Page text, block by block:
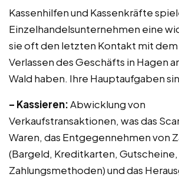
Kassenhilfen und Kassenkräfte
Einzelhandelsunternehmen eine
sie oft den letzten Kontakt mit dem
Verlassen des Geschäfts in Hagen
Wald haben. Ihre Hauptaufgaben
– Kassieren:Abwicklung von
Verkaufstransaktionen, was das
Waren, das Entgegennehmen von
(Bargeld, Kreditkarten,
Zahlungsmethoden) und das